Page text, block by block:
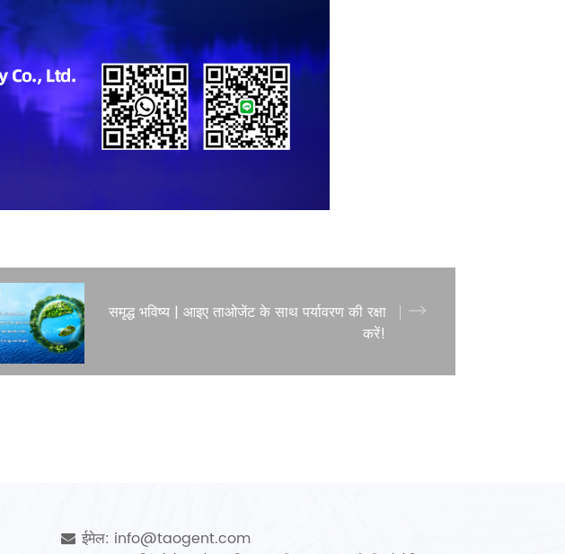
समृद्ध भविष्य | आइए ताओजेंट के साथ पर्यावरण की रक्षा
करें!
ईमेल: info@taogent.com